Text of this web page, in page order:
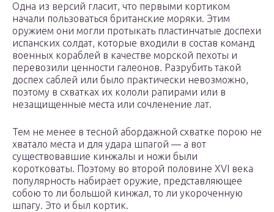
Одна из версий гласит, что первыми кортиком
начали пользоваться британские моряки. Этим
оружием они могли протыкать пластинчатые доспехи
испанских солдат, которые входили в состав команд
военных кораблей в качестве морской пехоты и
перевозили ценности галеонов. Разрубить такой
доспех саблей или было практически невозможно,
поэтому в схватках их кололи рапирами или в
незащищенные места или сочленение лат.
Тем не менее в тесной абордажной схватке порою не
хватало места и для удара шпагой — а вот
существовавшие кинжалы и ножи были
коротковаты. Поэтому во второй половине XVI века
популярность набирает оружие, представляющее
собою то ли большой кинжал, то ли укороченную
шпагу. Это и был кортик.